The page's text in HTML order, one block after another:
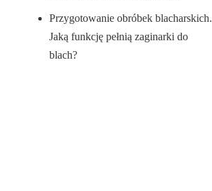
Przygotowanie obróbek blacharskich.
Jaką funkcję pełnią zaginarki do
blach?